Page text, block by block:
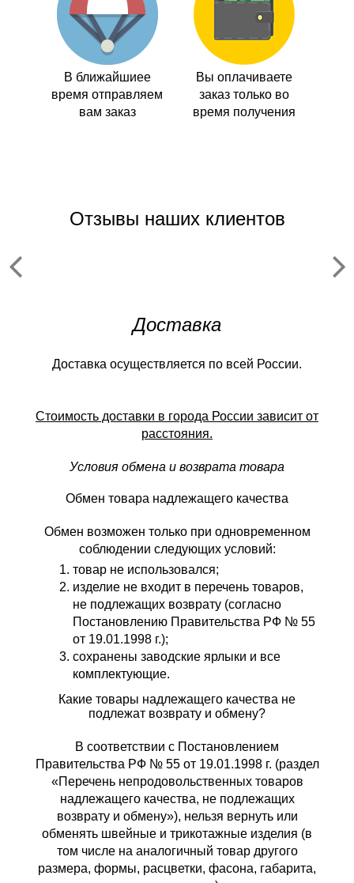
В ближайшиее
время отправляем
вам заказ
Вы оплачиваете
заказ только во
время получения
Отзывы наших клиентов
Доставка
Доставка осуществляется по всей России.
Стоимость доставки в города России зависит от
расстояния.
Условия обмена и возврата товара
Обмен товара надлежащего качества
Обмен возможен только при одновременном
соблюдении следующих условий:
товар не использовался;
изделие не входит в перечень товаров,
не подлежащих возврату (согласно
Постановлению Правительства РФ № 55
от 19.01.1998 г.);
сохранены заводские ярлыки и все
комплектующие.
Какие товары надлежащего качества не
подлежат возврату и обмену?
В соответствии с Постановлением
Правительства РФ № 55 от 19.01.1998 г. (раздел
«Перечень непродовольственных товаров
надлежащего качества, не подлежащих
возврату и обмену»), нельзя вернуть или
обменять швейные и трикотажные изделия (в
том числе на аналогичный товар другого
размера, формы, расцветки, фасона, габарита,